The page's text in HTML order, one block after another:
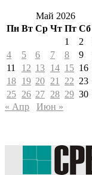
Май 2026
Пн Вт Ср Чт Пт Сб
1
2
4
5 6 7 8 9
11
12 13 14 15 16
18 19 20 21 22 23
25 26 27 28 29 30
« Апр
Июн »